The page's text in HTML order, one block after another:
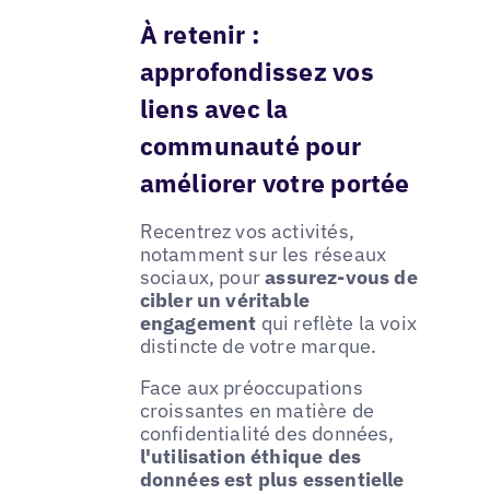
À retenir :
approfondissez vos
liens avec la
communauté pour
améliorer votre portée
Recentrez vos activités,
notamment sur les réseaux
sociaux, pourassurez-vous de
cibler un véritable
engagement qui reflète la voix
distincte de votre marque.
Face aux préoccupations
croissantes en matière de
confidentialité des données,
l'utilisation éthique des
données est plus essentielle